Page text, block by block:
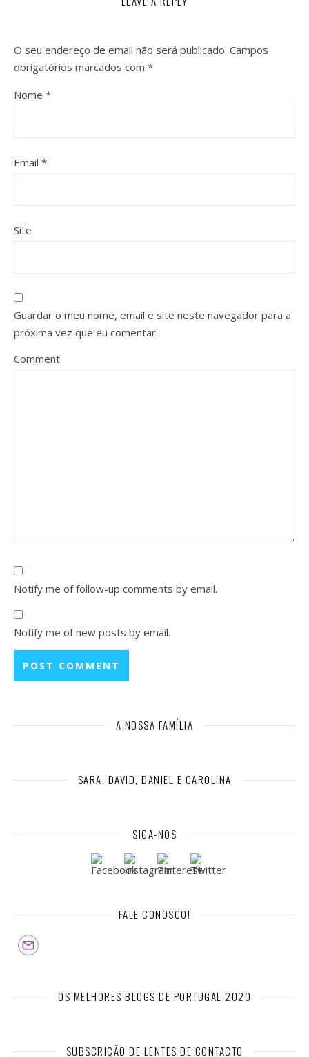
O seu endereço de email não será publicado. Campos
obrigatórios marcados com *
Nome *
Email *
Site
Guardar o meu nome, email e site neste navegador para a
próxima vez que eu comentar.
Comment
Notify me of follow-up comments by email.
Notify me of new posts by email.
A NOSSA FAMÍLIA
SARA, DAVID, DANIEL E CAROLINA
SIGA-NOS
FALE CONOSCO!
OS MELHORES BLOGS DE PORTUGAL 2020
SUBSCRIÇÃO DE LENTES DE CONTACTO